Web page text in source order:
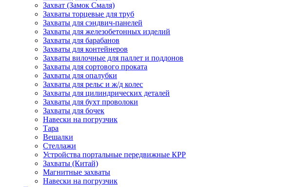
Захват (Замок Смаля)
Захваты торцевые для труб
Захваты для сэндвич-панелей
Захваты для железобетонных изделий
Захваты для барабанов
Захваты для контейнеров
Захваты вилочные для паллет и поддонов
Захваты для сортового проката
Захваты для опалубки
Захваты для рельс и ж/д колес
Захваты для цилиндрических деталей
Захваты для бухт проволоки
Захваты для бочек
Навески на погрузчик
Тара
Вешалки
Стеллажи
Устройства портальные передвижные КРР
Захваты (Китай)
Магнитные захваты
Навески на погрузчик